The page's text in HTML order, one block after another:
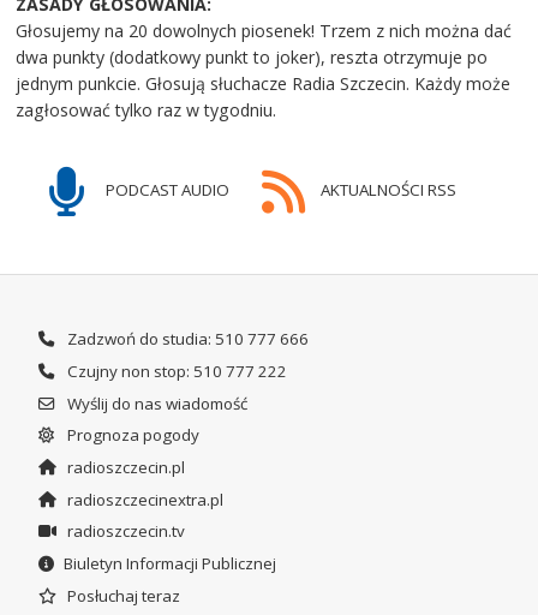
Głosujemy na 20 dowolnych piosenek! Trzem z nich można dać
dwa punkty (dodatkowy punkt to joker), reszta otrzymuje po
jednym punkcie. Głosują słuchacze Radia Szczecin. Każdy może
zagłosować tylko raz w tygodniu.
PODCAST AUDIO AKTUALNOŚCI RSS
Zadzwoń do studia: 510 777 666
Czujny non stop: 510 777 222
Wyślij do nas wiadomość
Prognoza pogody
radioszczecin.pl
radioszczecinextra.pl
radioszczecin.tv
Biuletyn Informacji Publicznej
Posłuchaj teraz